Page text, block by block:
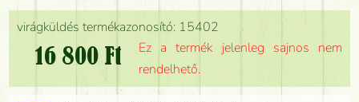
virágküldés termékazonosító: 15402
16 800 Ft
Ez a termék jelenleg sajnos nem
rendelhető.